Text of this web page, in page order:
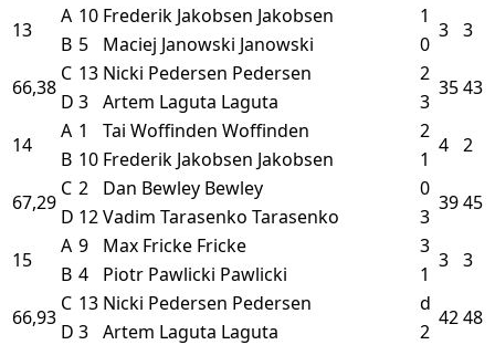
13
A 10 Frederik Jakobsen Jakobsen 1
3 3
B 5 Maciej Janowski Janowski
0
66,38
C 13 Nicki Pedersen Pedersen 2
3543
D 3 Artem Laguta Laguta
3
14
A 1 Tai Woffinden Woffinden 2
4 2
B 10 Frederik Jakobsen Jakobsen
1
67,29
C 2 Dan Bewley Bewley 0
3945
D 12Vadim Tarasenko Tarasenko
3
15
A 9 Max Fricke Fricke 3
3 3
B 4 Piotr Pawlicki Pawlicki
1
66,93
C 13 Nicki Pedersen Pedersen d
4248
D 3 Artem Laguta Laguta
2